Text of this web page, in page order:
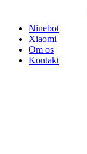
Ninebot
Xiaomi
Om os
Kontakt